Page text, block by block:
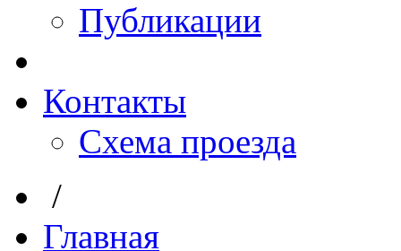
Публикации
Контакты
Схема проезда
/
Главная